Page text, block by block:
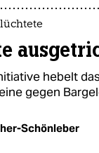
hebelt
gegen
Schönleber